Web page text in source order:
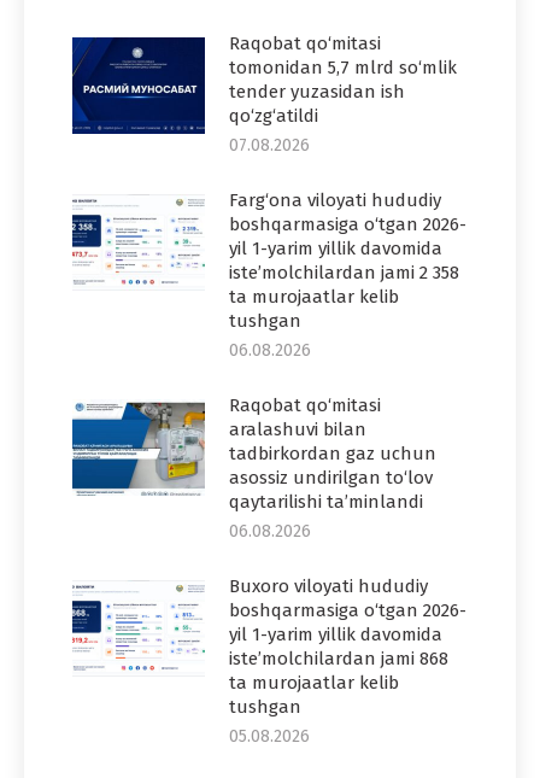
Raqobat qo‘mitasi
tomonidan 5,7 mlrd so‘mlik
tender yuzasidan ish
qo‘zg‘atildi
07.08.2026
Farg‘ona viloyati hududiy
boshqarmasiga o‘tgan 2026-
yil 1-yarim yillik davomida
iste’molchilardan jami 2 358
ta murojaatlar kelib
tushgan
06.08.2026
Raqobat qo‘mitasi
aralashuvi bilan
tadbirkordan gaz uchun
asossiz undirilgan to‘lov
qaytarilishi ta’minlandi
06.08.2026
Buxoro viloyati hududiy
boshqarmasiga o‘tgan 2026-
yil 1-yarim yillik davomida
iste’molchilardan jami 868
ta murojaatlar kelib
tushgan
05.08.2026